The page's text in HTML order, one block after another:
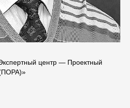
центр — Проектный
(ПОРА)»